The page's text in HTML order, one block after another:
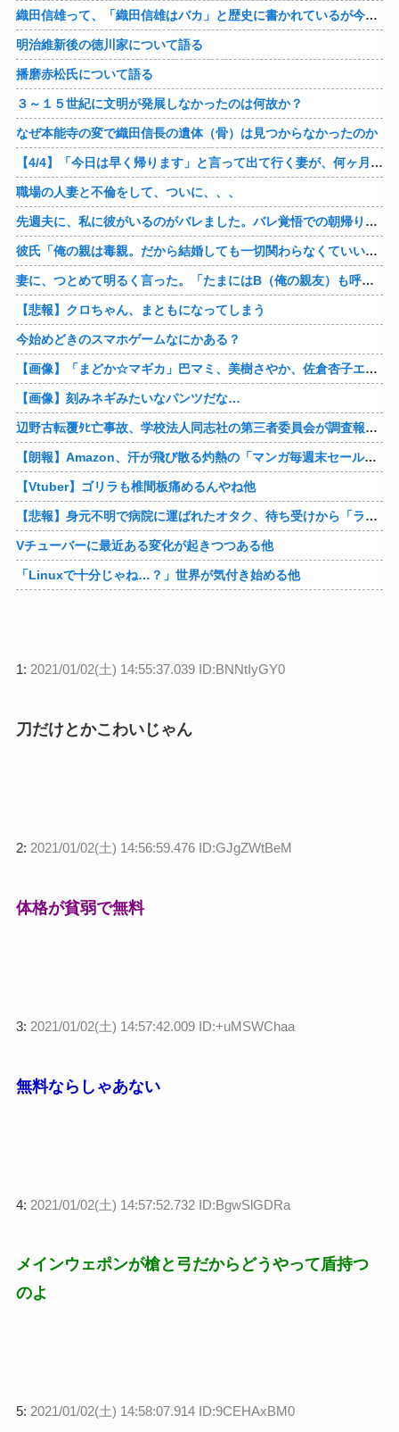
織田信雄って、「織田信雄はバカ」と歴史に書かれているが今まで家が残っているんでバカではないよな？
明治維新後の徳川家について語る
播磨赤松氏について語る
３～１５世紀に文明が発展しなかったのは何故か？
なぜ本能寺の変で織田信長の遺体（骨）は見つからなかったのか
【4/4】「今日は早く帰ります」と言って出て行く妻が、何ヶ月ぶりだろう、見送る私に振り返って手を振っている。罪のなせる気持ちの表れなのか。今日の午後調査員から連絡が入る…
職場の人妻と不倫をして、ついに、、、
先週夫に、私に彼がいるのがバレました。バレ覚悟での朝帰りでしたが・・・ 私は意志を持って彼に抱かれました。その時にはもう結婚生活を終わりにする覚悟が出来ていました。
彼氏「俺の親は毒親。だから結婚しても一切関わらなくていい」私「うん」彼氏「そのかわり俺もお前の親と一切関わらない。結婚の挨拶にも行かない」私「えっ」
妻に、つとめて明るく言った。「たまにはB（俺の親友）も呼んで家で鍋でもしようか。」妻は箸を持つ手をブルブル震わせながら「何でBさんなの？」と。お前の浮気相手だからだよ！！
【悲報】クロちゃん、まともになってしまう
今始めどきのスマホゲームなにかある？
【画像】「まどか☆マギカ」巴マミ、美樹さやか、佐倉杏子エロすぎ放課後えんこーハメ撮りどぴゅどぴゅエチエチが最高すぎる❣
【画像】刻みネギみたいなパンツだな…
辺野古転覆ﾀﾋ亡事故、学校法人同志社の第三者委員会が調査報告書を公表 … 安全配慮義務違反や安全管理に関する検証を妨げた組織風土の存在を指摘
【朗報】Amazon、汗が飛び散る灼熱の「マンガ毎週末セール（50%還元）」を開催！他
【Vtuber】ゴリラも椎間板痛めるんやね他
【悲報】身元不明で病院に運ばれたオタク、待ち受けから「ラブライブ」と呼ばれるｗｗｗｗ他
Vチューバーに最近ある変化が起きつつある他
「Linuxで十分じゃね…？」世界が気付き始める他
1: 2021/01/02(土) 14:55:37.039 ID:BNNtIyGY0
刀だけとかこわいじゃん
2: 2021/01/02(土) 14:56:59.476 ID:GJgZWtBeM
体格が貧弱で無料
3: 2021/01/02(土) 14:57:42.009 ID:+uMSWChaa
無料ならしゃあない
4: 2021/01/02(土) 14:57:52.732 ID:BgwSlGDRa
メインウェポンが槍と弓だからどうやって盾持つ
のよ
5: 2021/01/02(土) 14:58:07.914 ID:9CEHAxBM0